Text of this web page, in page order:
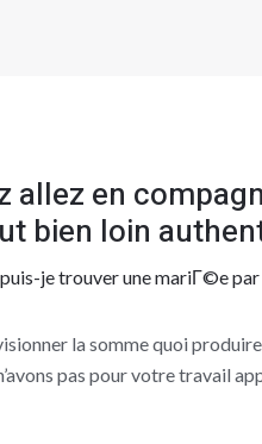
allez en
bien loin
je trouver une mariГ©e par
la somme quoi
pas pour votre travail